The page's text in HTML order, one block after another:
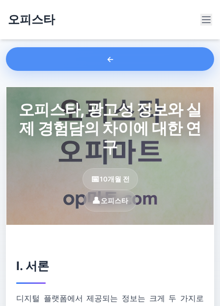
오피스타
오피스타, 광고성 정보와 실
제 경험담의 차이에 대한 연
구
10개월 전
오피스타
Ⅰ. 서론
디지털 플랫폼에서 제공되는 정보는 크게 두 가지로